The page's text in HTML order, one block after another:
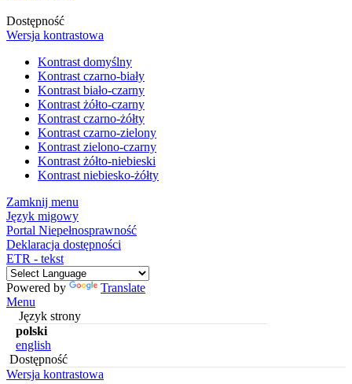
Dostępność
Wersja kontrastowa
Kontrast domyślny
Kontrast czarno-biały
Kontrast biało-czarny
Kontrast żółto-czarny
Kontrast czarno-żółty
Kontrast czarno-zielony
Kontrast zielono-czarny
Kontrast żółto-niebieski
Kontrast niebiesko-żółty
Zamknij menu
Język migowy
Portal Niepełnosprawność
Deklaracja dostępności
ETR - tekst
Powered by
Translate
Menu
Język strony
polski
english
Dostępność
Wersja kontrastowa